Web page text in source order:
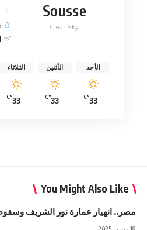
Sousse
Clear Sky
h
الأحد
33
°C
الأثنين
33
°C
الثلاثاء
33
°C
You Might Also Like
مصر.. انهيار عمارة نور الشريف